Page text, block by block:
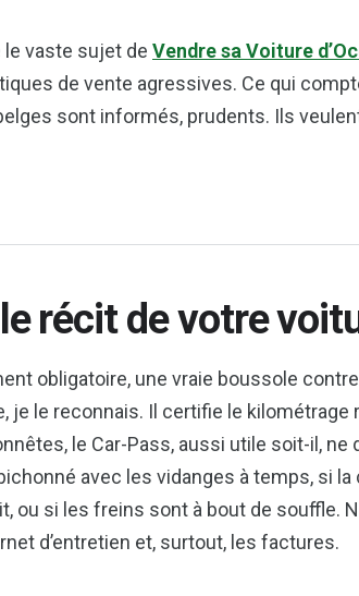
le vaste sujet de Vendre sa Voiture
de vente agressives. Ce qui
sont informés, prudents. Ils
récit de votre
obligatoire, une vraie boussole
je le reconnais. Il certifie le kilométrage
le Car-Pass, aussi utile soit-il, ne
avec les vidanges à temps, si la
ou si les freins sont à bout de souffle.
d’entretien et, surtout, les factures.